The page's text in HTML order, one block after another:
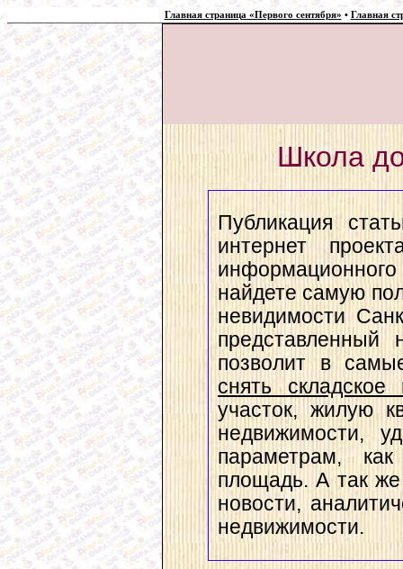
Главная страница «Первого сентября» • Главная
Школа
Публикация
интернет
найдете самую
невидимости
представленный
позволит в
снять
участок, жилую
недвижимости,
параметрам,
площадь. А так
новости,
недвижимости.